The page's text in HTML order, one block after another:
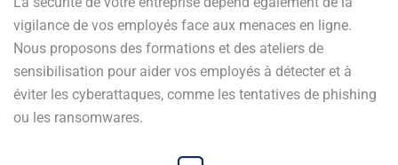
vigilance de vos employés face aux menaces en ligne.
Nous proposons des formations et des ateliers de
sensibilisation pour aider vos employés à détecter et à
éviter les cyberattaques, comme les tentatives de phishing
ou les ransomwares.